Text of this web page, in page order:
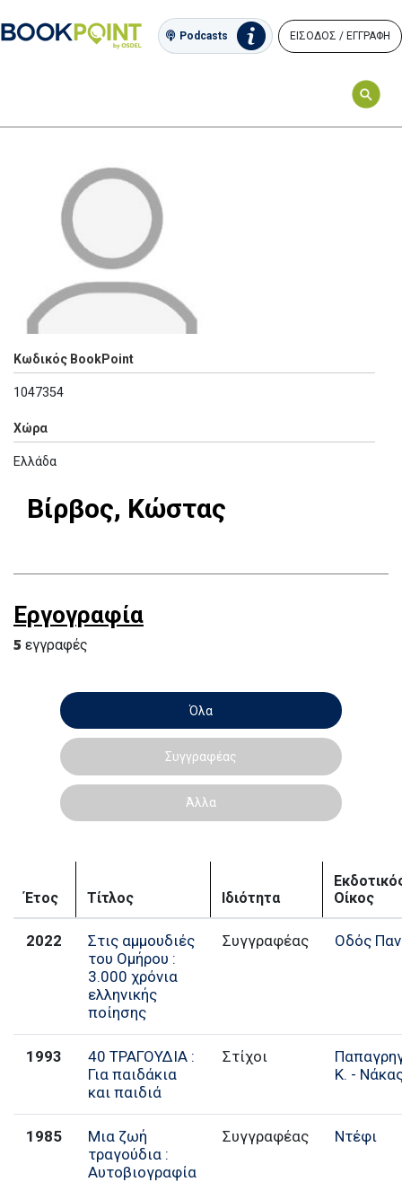
Podcasts ΕΙΣΟΔΟΣ / ΕΓΓΡΑΦΗ
Κωδικός BookPoint
1047354
Χώρα
Ελλάδα
Βίρβος, Κώστας
Εργογραφία
5 εγγραφές
Όλα
Συγγραφέας
Άλλα
Έτος Τίτλος Ιδιότητα
Οίκος
2022
Στις αμμουδιές
του Ομήρου :
3.000 χρόνια
ελληνικής
ποίησης
Συγγραφέας Οδός
1993
40 ΤΡΑΓΟΥΔΙΑ :
Για παιδάκια
και παιδιά
Στίχοι
Κ. -
1985
Μια ζωή
τραγούδια :
Αυτοβιογραφία
Συγγραφέας Ντέφι